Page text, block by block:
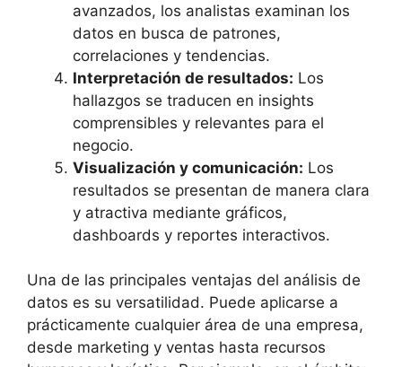
avanzados, los analistas examinan los
datos en busca de patrones,
correlaciones y tendencias.
Interpretación de resultados: Los
hallazgos se traducen en insights
comprensibles y relevantes para el
negocio.
Visualización y comunicación: Los
resultados se presentan de manera clara
y atractiva mediante gráficos,
dashboards y reportes interactivos.
Una de las principales ventajas del análisis de
datos es su versatilidad. Puede aplicarse a
prácticamente cualquier área de una empresa,
desde marketing y ventas hasta recursos